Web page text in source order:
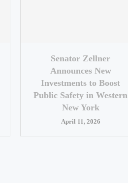
Senator Zellner
Announces New
Investments to Boost
Public Safety in Western
New York
April 11, 2026